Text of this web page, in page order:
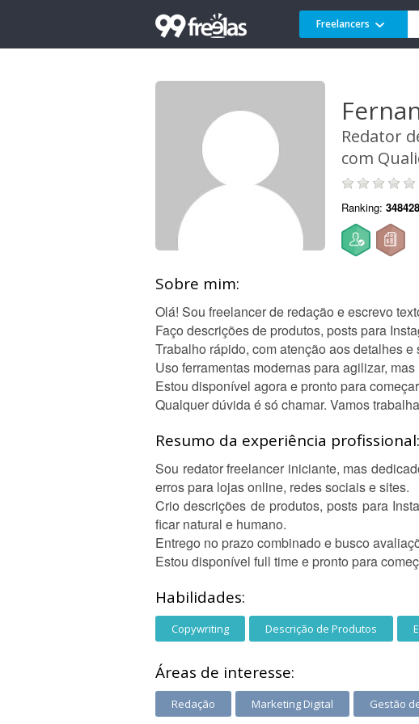
Freelancers
Redator
com
Ranking:
Sobre mim:
Olá! Sou freelancer de redação e escrevo
Faço descrições de produtos, posts para
Trabalho rápido, com atenção aos detalhes
Uso ferramentas modernas para agilizar,
Estou disponível agora e pronto para
Qualquer dúvida é só chamar. Vamos
Resumo da experiência profissional:
Sou redator freelancer iniciante, mas
erros para lojas online, redes sociais e sites.
Crio descrições de produtos, posts para
ficar natural e humano.
Entrego no prazo combinado e busco
Estou disponível full time e pronto para
Habilidades:
Copywriting Descrição de Produtos
Áreas de interesse:
Redação Marketing Digital Gestão